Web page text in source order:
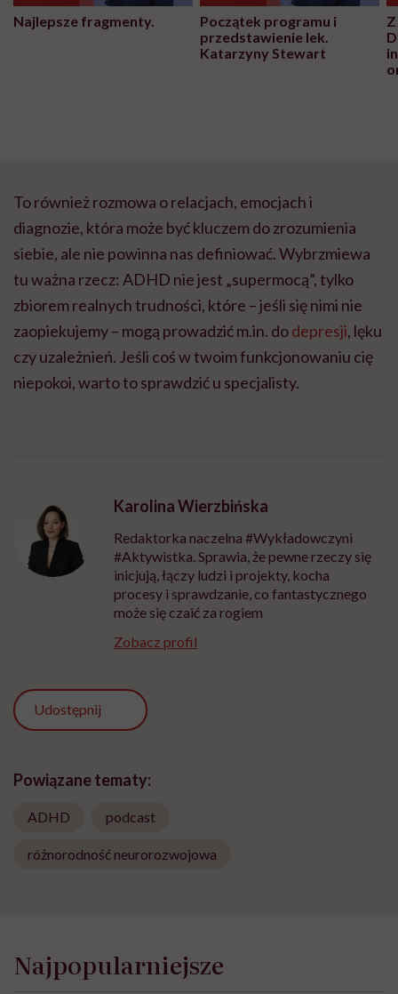
Najlepsze fragmenty.
Początek programu i
przedstawienie lek.
Katarzyny Stewart
To również rozmowa o relacjach, emocjach i
diagnozie, która może być kluczem do zrozumienia
siebie, ale nie powinna nas definiować. Wybrzmiewa
tu ważna rzecz: ADHD nie jest „supermocą”, tylko
zbiorem realnych trudności, które – jeśli się nimi nie
zaopiekujemy – mogą prowadzićm.in. dodepresji, lęku
czy uzależnień. Jeśli coś w twoim funkcjonowaniu cię
niepokoi, warto to sprawdzić u specjalisty.
Karolina Wierzbińska
Redaktorka naczelna #Wykładowczyni
#Aktywistka. Sprawia, że pewne rzeczy się
inicjują, łączy ludzi i projekty, kocha
procesy i sprawdzanie, co fantastycznego
może się czaić za rogiem
Zobacz profil
Udostępnij
Powiązane tematy:
ADHD podcast
różnorodność neurorozwojowa
Najpopularniejsze